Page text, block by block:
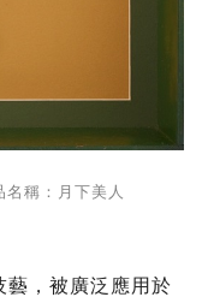
稱：月下美人
藝，被廣泛應用於